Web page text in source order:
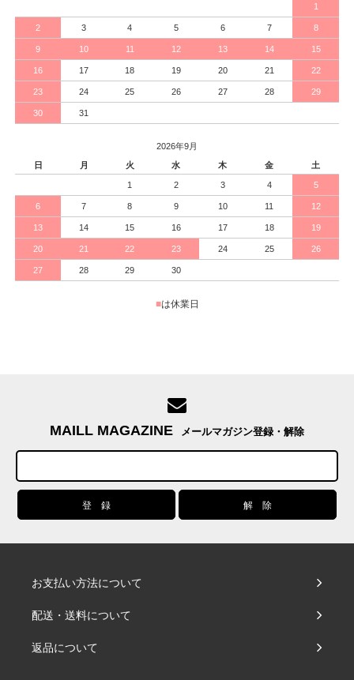
1
2 3 4 5 6 7 8
9 10 11 12 13 14 15
16 17 18 19 20 21 22
23 24 25 26 27 28 29
30 31
2026年9月
日
月 火 水 木 金 土
1 2 3 4 5
6 7 8 9 10 11 12
13 14 15 16 17 18 19
20 21 22 23 24 25 26
27 28 29 30
■は休業日
MAILL MAGAZINE メールマガジン登録・解除
お支払い方法について
配送・送料について
返品について